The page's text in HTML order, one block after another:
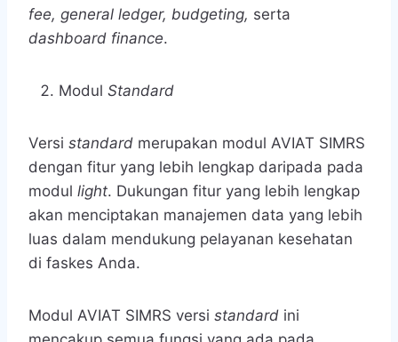
fee, general ledger, budgeting, serta
dashboard finance.
Modul Standard
Versi standard merupakan modul AVIAT SIMRS
dengan fitur yang lebih lengkap daripada pada
modul light. Dukungan fitur yang lebih lengkap
akan menciptakan manajemen data yang lebih
luas dalam mendukung pelayanan kesehatan
di faskes Anda.
Modul AVIAT SIMRS versi standard ini